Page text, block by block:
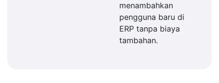
menambahkan
pengguna baru di
ERP tanpa biaya
tambahan.